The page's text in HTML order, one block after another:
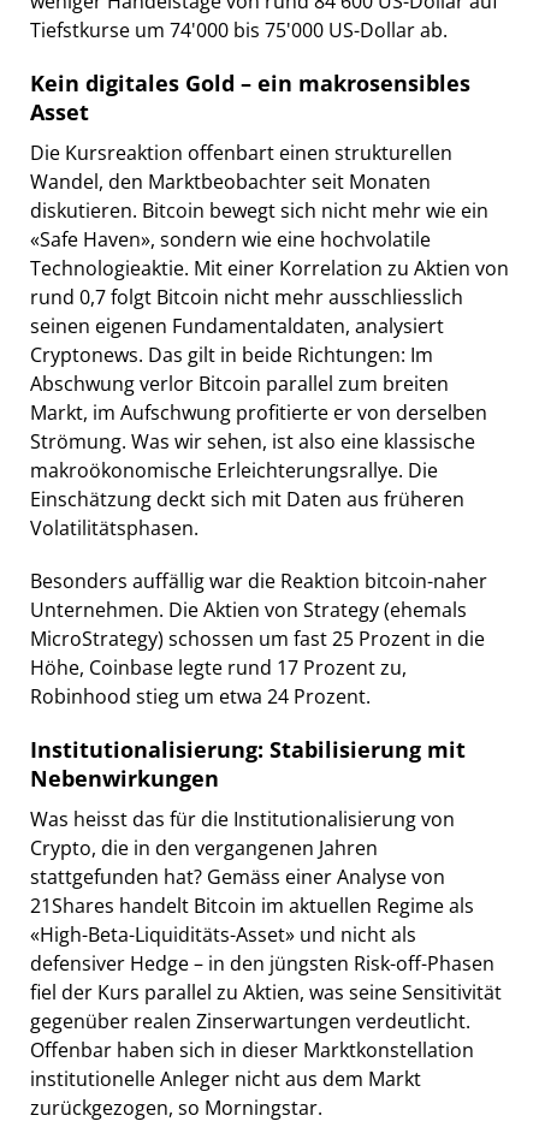
Tiefstkurse um 74'000 bis 75'000 US-Dollar ab.
Kein digitales Gold – ein makrosensibles
Asset
Die Kursreaktion offenbart einen strukturellen
Wandel, den Marktbeobachter seit Monaten
diskutieren. Bitcoin bewegt sich nicht mehr wie ein
«Safe Haven», sondern wie eine hochvolatile
Technologieaktie. Mit einer Korrelation zu Aktien von
rund 0,7 folgt Bitcoin nicht mehr ausschliesslich
seinen eigenen Fundamentaldaten, analysiert
Cryptonews. Das gilt in beide Richtungen: Im
Abschwung verlor Bitcoin parallel zum breiten
Markt, im Aufschwung profitierte er von derselben
Strömung. Was wir sehen, ist also eine klassische
makroökonomische Erleichterungsrallye. Die
Einschätzung deckt sich mit Daten aus früheren
Volatilitätsphasen.
Besonders auffällig war die Reaktion bitcoin-naher
Unternehmen. Die Aktien von Strategy (ehemals
MicroStrategy) schossen um fast 25 Prozent in die
Höhe, Coinbase legte rund 17 Prozent zu,
Robinhood stieg um etwa 24 Prozent.
Institutionalisierung: Stabilisierung mit
Nebenwirkungen
Was heisst das für die Institutionalisierung von
Crypto, die in den vergangenen Jahren
stattgefunden hat? Gemäss einer Analyse von
21Shares handelt Bitcoin im aktuellen Regime als
«High-Beta-Liquiditäts-Asset» und nicht als
defensiver Hedge – in den jüngsten Risk-off-Phasen
fiel der Kurs parallel zu Aktien, was seine Sensitivität
gegenüber realen Zinserwartungen verdeutlicht.
Offenbar haben sich in dieser Marktkonstellation
institutionelle Anleger nicht aus dem Markt
zurückgezogen, so Morningstar.